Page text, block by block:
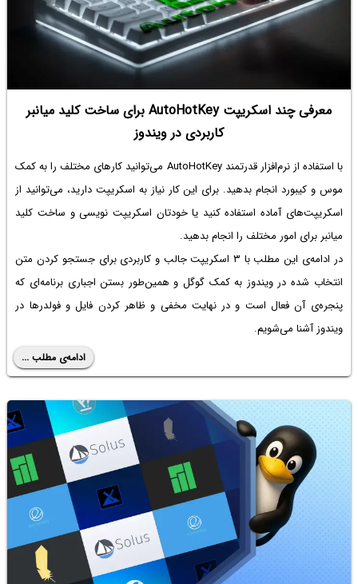
معرفی چند اسکریپت AutoHotKey‌ برای ساخت کلید میانبر
کاربردی در ویندوز
با استفاده از نرم‌افزار قدرتمند AutoHotKey‌ می‌توانید کارهای مختلف را به کمک
موس و کیبورد انجام بدهید. برای این کار نیاز به اسکریپت دارید، می‌توانید از
اسکریپت‌های آماده استفاده کنید یا خودتان اسکریپت نویسی و ساخت کلید
میانبر برای امور مختلف را انجام بدهید.
در ادامه‌ی این مطلب با ۳ اسکریپت جالب و کاربردی برای جستجو کردن متن
انتخاب شده در ویندوز به کمک گوگل و همین‌طور بستن اجباری برنامه‌ای که
پنجره‌ی آن فعال است و در نهایت مخفی و ظاهر کردن فایل و فولدرها در
ویندوز آشنا می‌شویم.
ادامه‌ی مطلب ...